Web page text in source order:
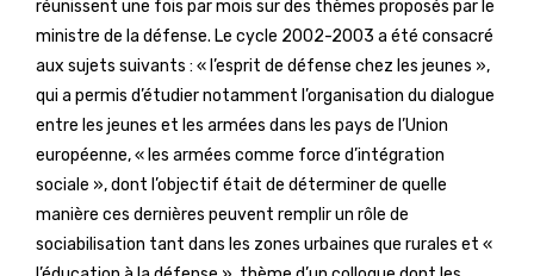
réunissent une fois par mois sur des thèmes proposés par le
ministre de la défense. Le cycle 2002-2003 a été consacré
aux sujets suivants : « l’esprit de défense chez les jeunes »,
qui a permis d’étudier notamment l’organisation du dialogue
entre les jeunes et les armées dans les pays de l’Union
européenne, « les armées comme force d’intégration
sociale », dont l’objectif était de déterminer de quelle
manière ces dernières peuvent remplir un rôle de
sociabilisation tant dans les zones urbaines que rurales et «